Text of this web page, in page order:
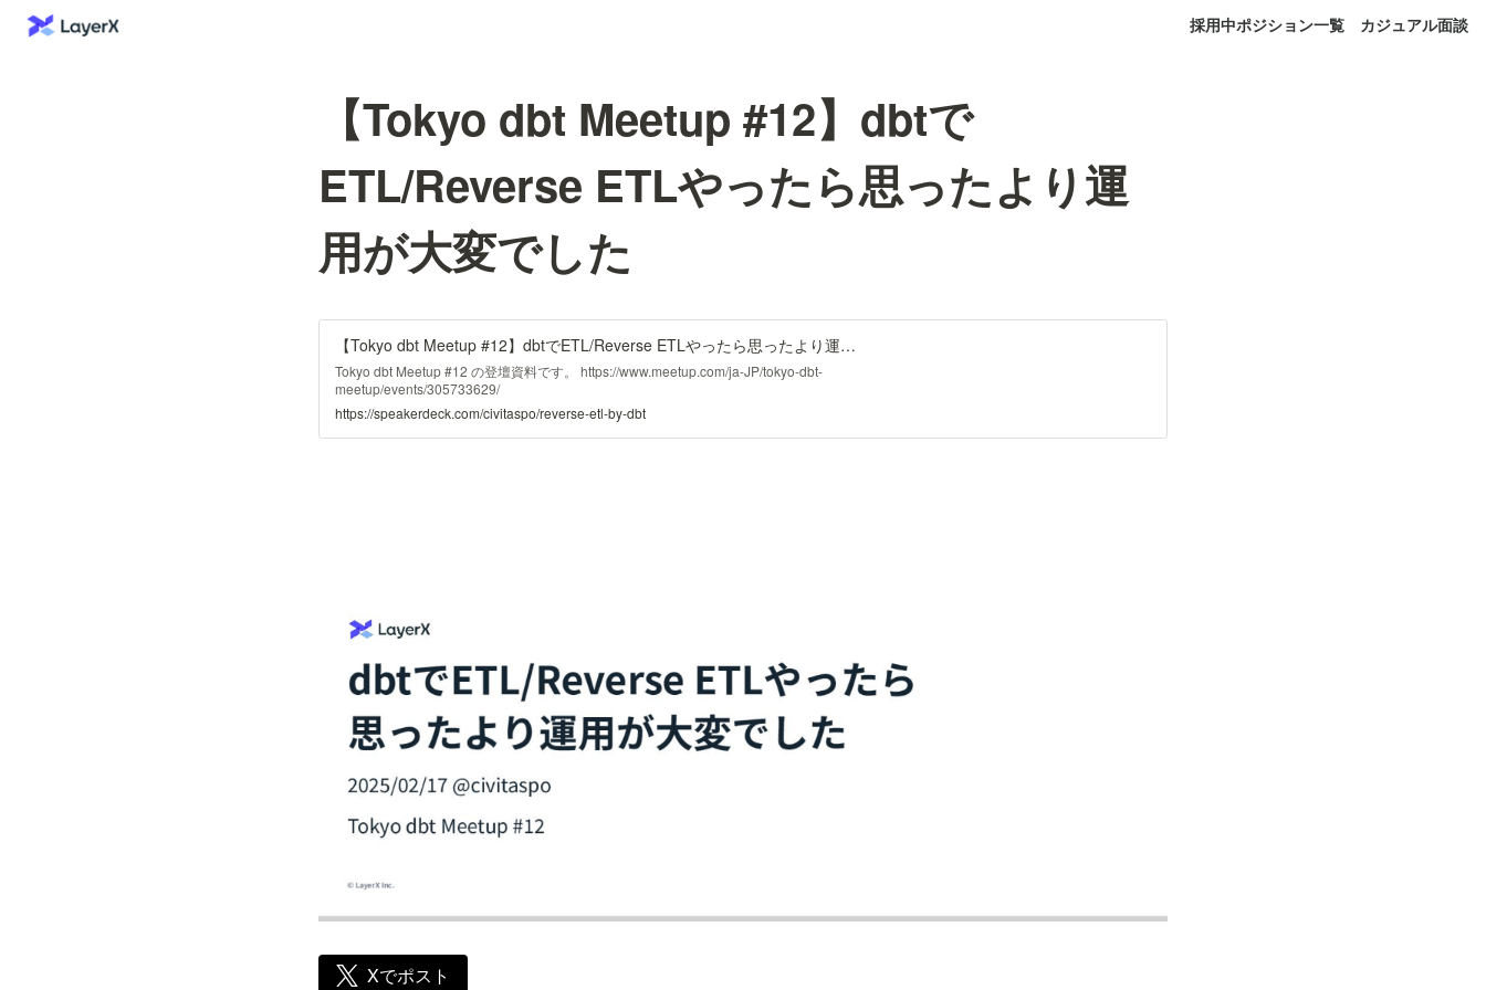
採用中ポジション一覧 カジュアル面談
【Tokyo dbt Meetup #12】dbtで
ETL/Reverse ETLやったら思ったより運
用が大変でした
【Tokyo dbt Meetup #12】dbtでETL/Reverse ETLやったら思ったより運用が大変でした / The Challenges of ETL/Reverse ETL by dbt
Tokyo dbt Meetup #12 の登壇資料です。 https://www.meetup.com/ja-JP/tokyo-dbt-
meetup/events/305733629/
https://speakerdeck.com/civitaspo/reverse-etl-by-dbt
Xでポスト